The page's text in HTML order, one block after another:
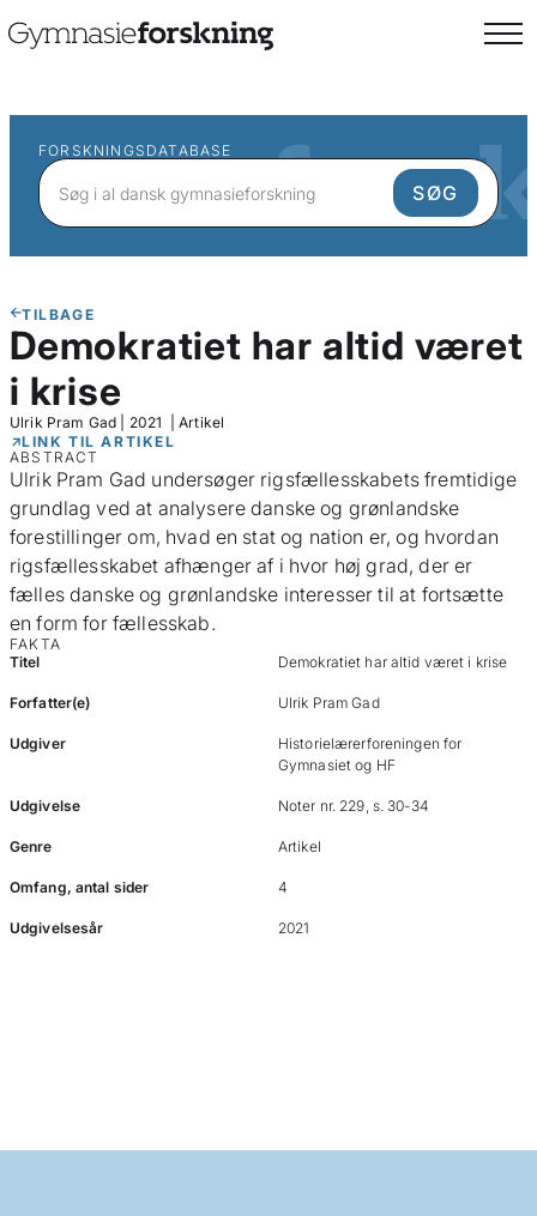
FORSKNINGSDATABASE
TILBAGE
Demokratiet har altid været
i krise
Ulrik Pram Gad 2021 |Artikel
LINK TIL ARTIKEL
ABSTRACT
Ulrik Pram Gad undersøger rigsfællesskabets fremtidige
grundlag ved at analysere danske og grønlandske
forestillinger om, hvad en stat og nation er, og hvordan
rigsfællesskabet afhænger af i hvor høj grad, der er
fælles danske og grønlandske interesser til at fortsætte
en form for fællesskab.
FAKTA
Titel
Demokratiet har altid været i krise
Forfatter(e) Ulrik Pram Gad
Udgiver
Historielærerforeningen for
Gymnasiet og HF
Udgivelse Noter nr. 229, s. 30-34
Genre Artikel
Omfang, antal sider 4
Udgivelsesår 2021